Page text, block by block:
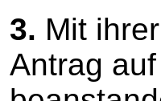
3. Mit
Antrag